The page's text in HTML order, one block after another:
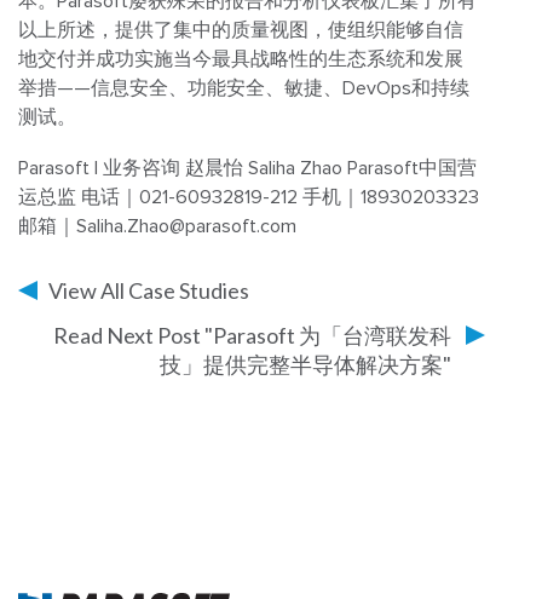
以上所述，提供了集中的质量视图，使组织能够自信
地交付并成功实施当今最具战略性的生态系统和发展
举措——信息安全、功能安全、敏捷、DevOps和持续
测试。
Parasoft | 业务咨询 赵晨怡 Saliha Zhao Parasoft中国营
运总监 电话｜021-60932819-212 手机｜18930203323
邮箱｜Saliha.Zhao@parasoft.com
View All Case Studies
Read Next Post "Parasoft 为「台湾联发科
技」提供完整半导体解决方案"